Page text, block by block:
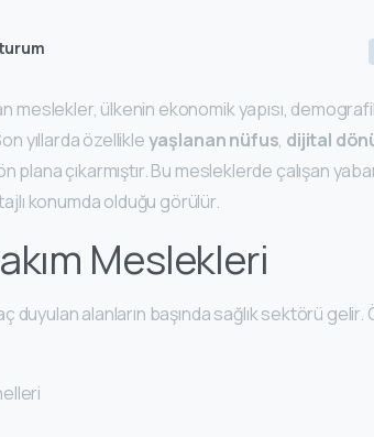
meslekler, ülkenin ekonomik yapısı,
yıllarda özellikleyaşlanan nüfus, dijital
plana çıkarmıştır. Bu mesleklerde çalışan
konumda olduğu görülür.
Meslekleri
duyulan alanların başında sağlık sektörü gelir.